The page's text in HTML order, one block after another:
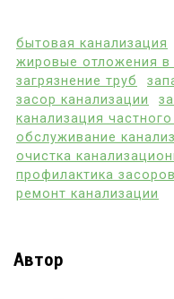
бытовая канализация
жировые отложения в
загрязнение труб
засор канализации
канализация
обслуживание
очистка
профилактика засоров
ремонт канализации
Автор